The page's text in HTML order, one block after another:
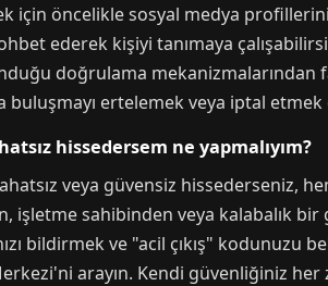
için öncelikle sosyal medya
ederek kişiyi tanımaya
doğrulama mekanizmalarından
ertelemek veya iptal etmek
hissedersem ne yapmalıyım?
veya güvensiz hissederseniz,
işletme sahibinden veya kalabalık
bildirmek ve "acil çıkış" kodunuzu
arayın. Kendi güvenliğiniz